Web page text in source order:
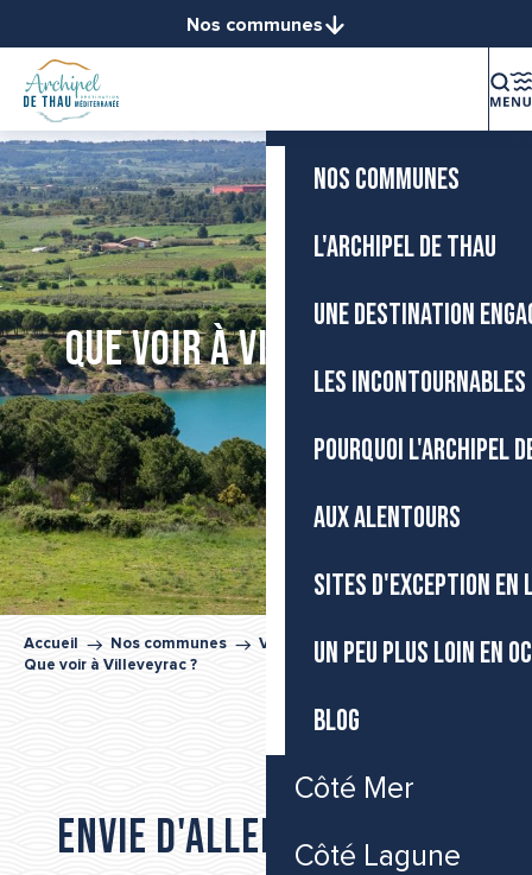
contenu
principal
Nos communes
Bouzigues
Frontignan
Gigean
Loupian
Marseillan
Mèze
Mireval
Montbazin
Poussan
Vic-la-Gardiole
Villeveyrac
Accueil
NOS COMMUNES
L'ARCHIPEL DE THAU
UNE DESTINATION
LES
POURQUOI L'ARCHIPEL
AUX ALENTOURS
SITES D'EXCEPTION EN
UN PEU PLUS LOIN EN
BLOG
Côté Mer
Côté Lagune
Que voir à Villeveyrac ?
Accueil Nos communes
Villeveyrac
Que voir à Villeveyrac ?
RANDONNÉE BALADE DES GUEULES ROUGES
LA PLAINE DE VILLEVEYRAC-MONTAGNAC
ITINÉRAIRE ACCESSIBLE - SENTIER JOËLLETTE DE SAINT-
Envie d'aller plus loin...